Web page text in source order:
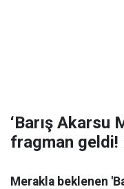
‘Barış Akarsu
fragman geldi!
Merakla beklenen